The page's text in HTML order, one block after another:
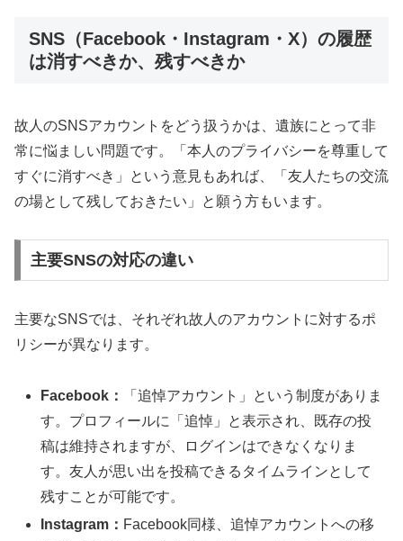
SNS（Facebook・Instagram・X）の履歴
は消すべきか、残すべきか
故人のSNSアカウントをどう扱うかは、遺族にとって非
常に悩ましい問題です。「本人のプライバシーを尊重して
すぐに消すべき」という意見もあれば、「友人たちの交流
の場として残しておきたい」と願う方もいます。
主要SNSの対応の違い
主要なSNSでは、それぞれ故人のアカウントに対するポ
リシーが異なります。
Facebook：
「追悼アカウント」という制度がありま
す。プロフィールに「追悼」と表示され、既存の投
稿は維持されますが、ログインはできなくなりま
す。友人が思い出を投稿できるタイムラインとして
残すことが可能です。
Instagram： Facebook同様、追悼アカウントへの移